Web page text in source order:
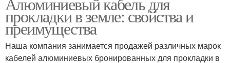
прокладки в земле: свойства и
преимущества
Наша компания занимается продажей различных марок
кабелей алюминиевых бронированных для прокладки в